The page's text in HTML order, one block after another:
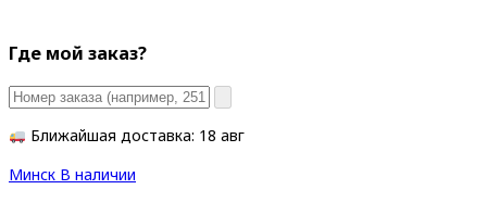
Где мой заказ?
Ближайшая доставка: 18 авг
Минск В наличии